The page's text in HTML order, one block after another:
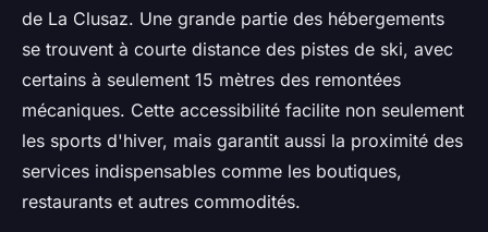
de La Clusaz. Une grande partie des hébergements
se trouvent à courte distance des pistes de ski, avec
certains à seulement 15 mètres des remontées
mécaniques. Cette accessibilité facilite non seulement
les sports d'hiver, mais garantit aussi la proximité des
services indispensables comme les boutiques,
restaurants et autres commodités.